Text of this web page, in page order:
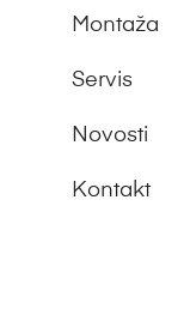
Montaža
Servis
Novosti
Kontakt